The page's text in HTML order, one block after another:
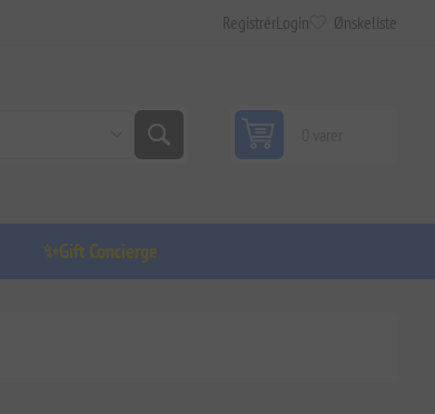
RegistrérLogin Ønskeliste
✨Gift Concierge